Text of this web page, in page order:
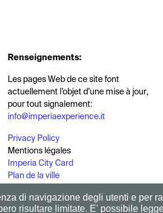
di navigazione degli utenti e per
risultare limitate. E' possibile
Renseignements:
Les pages Web de ce site font
actuellement l’objet d’une mise à jour,
pour tout signalement:
info@imperiaexperience.it
Privacy Policy
Mentions légales
Imperia City Card
Plan de la ville